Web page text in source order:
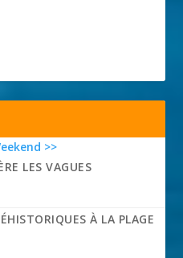
>>
LES VAGUES
À LA PLAGE